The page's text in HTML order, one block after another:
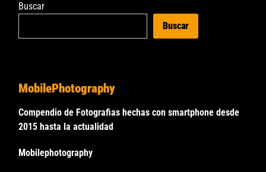
Buscar
Buscar
MobilePhotography
Compendio de Fotografias hechas con smartphone desde
2015 hasta la actualidad
Mobilephotography